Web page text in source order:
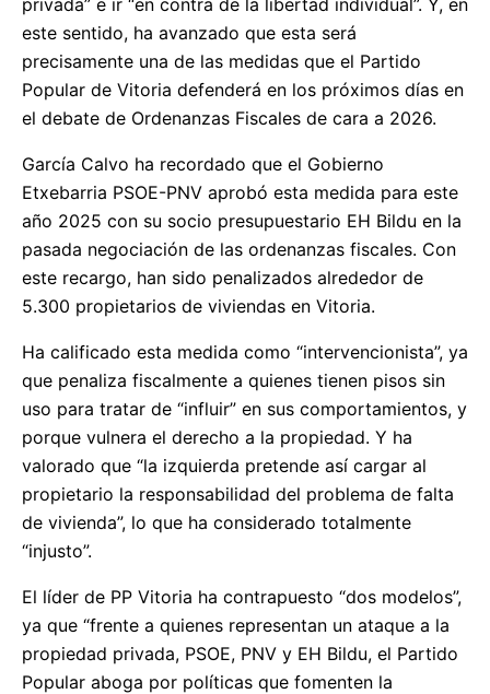
este sentido, ha avanzado que esta será
precisamente una de las medidas que el Partido
Popular de Vitoria defenderá en los próximos días en
el debate de Ordenanzas Fiscales de cara a 2026.
García Calvo ha recordado que el Gobierno
Etxebarria PSOE-PNV aprobó esta medida para este
año 2025 con su socio presupuestario EH Bildu en la
pasada negociación de las ordenanzas fiscales. Con
este recargo, han sido penalizados alrededor de
5.300 propietarios de viviendas en Vitoria.
Ha calificado esta medida como “intervencionista”, ya
que penaliza fiscalmente a quienes tienen pisos sin
uso para tratar de “influir” en sus comportamientos, y
porque vulnera el derecho a la propiedad. Y ha
valorado que “la izquierda pretende así cargar al
propietario la responsabilidad del problema de falta
de vivienda”, lo que ha considerado totalmente
“injusto”.
El líder de PP Vitoria ha contrapuesto “dos modelos”,
ya que “frente a quienes representan un ataque a la
propiedad privada, PSOE, PNV y EH Bildu, el Partido
Popular aboga por políticas que fomenten la